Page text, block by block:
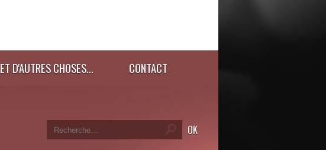
ET D'AUTRES CHOSES... CONTACT